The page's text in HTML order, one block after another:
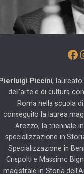
Pierluigi Piccini,
dell’arte e di cultura
Roma nella scuola
conseguito la laurea
Arezzo, la triennale
specializzazione in
Specializzazione in
Crispolti e Massimo
magistrale in Storia